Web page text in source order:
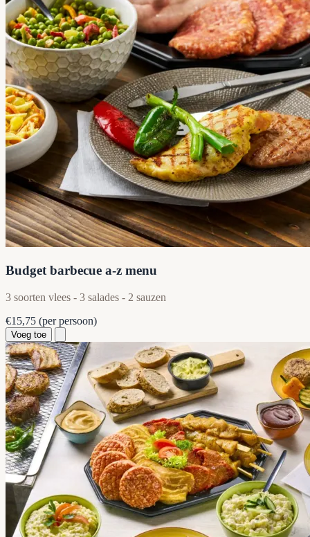
Budget barbecue a-z menu
3 soorten vlees - 3 salades - 2 sauzen
€15,75 (per persoon)
Voeg toe